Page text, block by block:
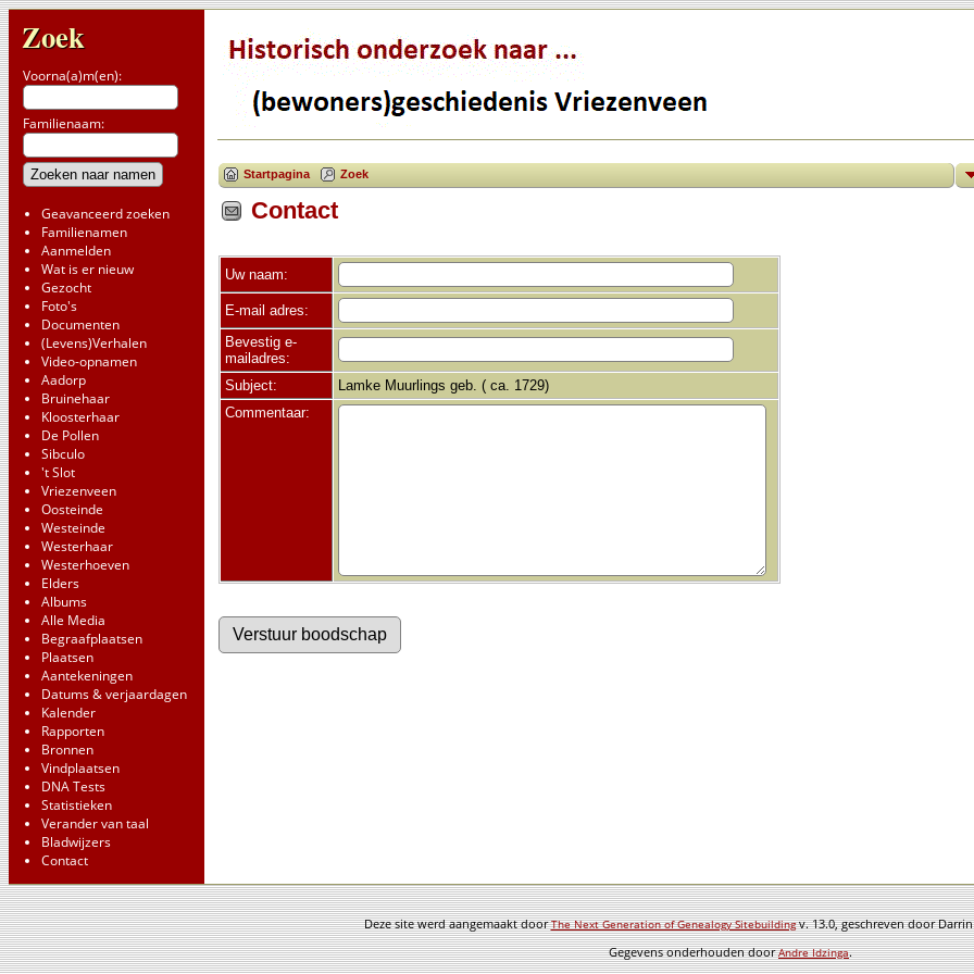
Zoek
Voorna(a)m(en):
Familienaam:
Geavanceerd zoeken
Familienamen
Aanmelden
Wat is er nieuw
Gezocht
Foto's
Documenten
(Levens)Verhalen
Video-opnamen
Aadorp
Bruinehaar
Kloosterhaar
De Pollen
Sibculo
't Slot
Vriezenveen
Oosteinde
Westeinde
Westerhaar
Westerhoeven
Elders
Albums
Alle Media
Begraafplaatsen
Plaatsen
Aantekeningen
Datums & verjaardagen
Kalender
Rapporten
Bronnen
Vindplaatsen
DNA Tests
Statistieken
Verander van taal
Bladwijzers
Contact
Startpagina Zoek
Contact
Uw naam:
E-mail adres:
Bevestig e-
mailadres:
Subject:
Lamke Muurlings geb. ( ca. 1729)
Commentaar:
Deze site werd aangemaakt doorThe Next Generation of Genealogy Sitebuildingv. 13.0, geschreven door
Gegevens onderhouden doorAndre Idzinga.